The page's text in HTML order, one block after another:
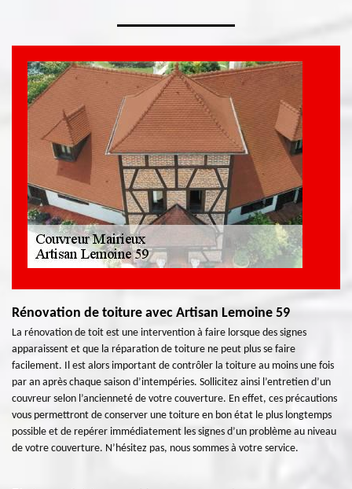
Rénovation de toiture avec Artisan Lemoine 59
La rénovation de toit est une intervention à faire lorsque des signes
apparaissent et que la réparation de toiture ne peut plus se faire
facilement. Il est alors important de contrôler la toiture au moins une fois
par an après chaque saison d’intempéries. Sollicitez ainsi l’entretien d’un
couvreur selon l’ancienneté de votre couverture. En effet, ces précautions
vous permettront de conserver une toiture en bon état le plus longtemps
possible et de repérer immédiatement les signes d’un problème au niveau
de votre couverture. N’hésitez pas, nous sommes à votre service.